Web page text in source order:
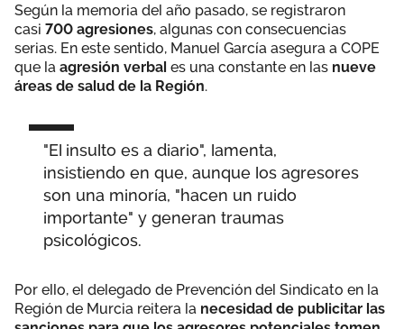
Según la memoria del año pasado, se registraron
casi 700 agresiones, algunas con consecuencias
serias. En este sentido, Manuel García asegura a COPE
que la agresión verbal es una constante en las nueve
áreas de salud de la Región.
"El insulto es a diario", lamenta,
insistiendo en que, aunque los agresores
son una minoría, "hacen un ruido
importante" y generan traumas
psicológicos.
Por ello, el delegado de Prevención del Sindicato en la
Región de Murcia reitera la necesidad de publicitar las